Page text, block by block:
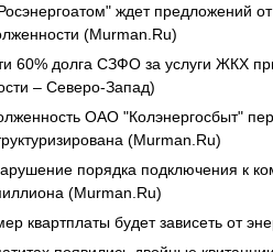
ждет предложений
(Murman.Ru)
60% долга СЗФО за услуги ЖКХ
– Северо-Запад)
ОАО "Колэнергосбыт"
(Murman.Ru)
порядка подключения к
(Murman.Ru)
квартплаты будет зависеть от